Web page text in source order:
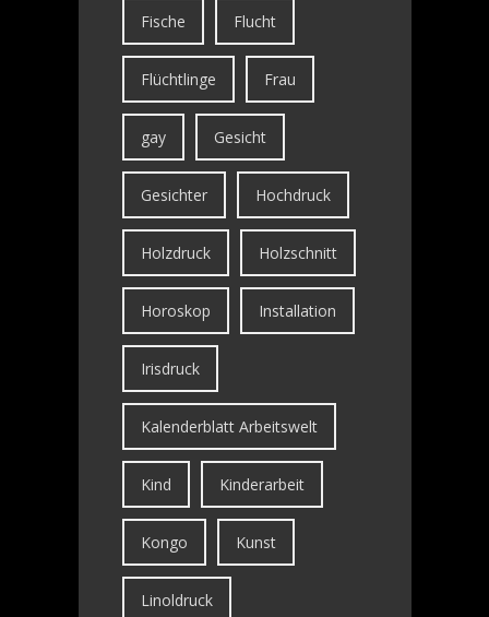
Fische Flucht
Flüchtlinge Frau
gay Gesicht
Gesichter Hochdruck
Holzdruck Holzschnitt
Horoskop Installation
Irisdruck
Kalenderblatt Arbeitswelt
Kind Kinderarbeit
Kongo Kunst
Linoldruck